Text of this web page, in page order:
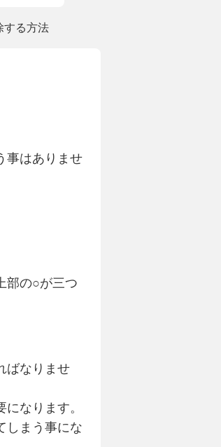
する方法
事はありませ
部の○が三つ
ばなりませ
なります。
しまう事にな